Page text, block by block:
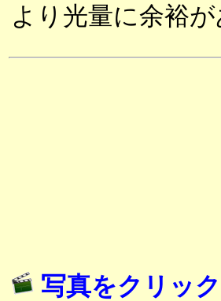
より光量に余裕
写真をクリッ